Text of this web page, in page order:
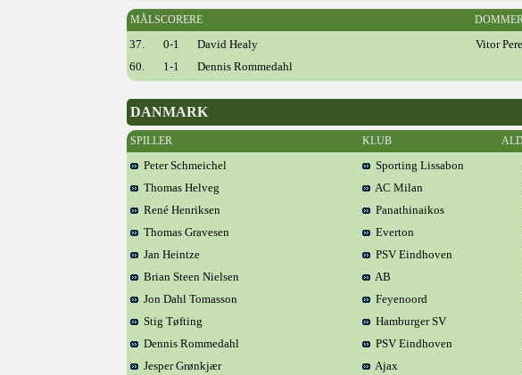
MÅLSCORERE
37. 0-1 David Healy
Vitor
60.
1-1 Dennis Rommedahl
DANMARK
SPILLER KLUB
Peter Schmeichel Sporting Lissabon
Thomas Helveg
AC Milan
René Henriksen
Panathinaikos
Thomas Gravesen
Everton
Jan Heintze
PSV Eindhoven
Brian Steen Nielsen
AB
Jon Dahl Tomasson
Feyenoord
Stig Tøfting
Hamburger SV
Dennis Rommedahl
PSV Eindhoven
Jesper Grønkjær
Ajax